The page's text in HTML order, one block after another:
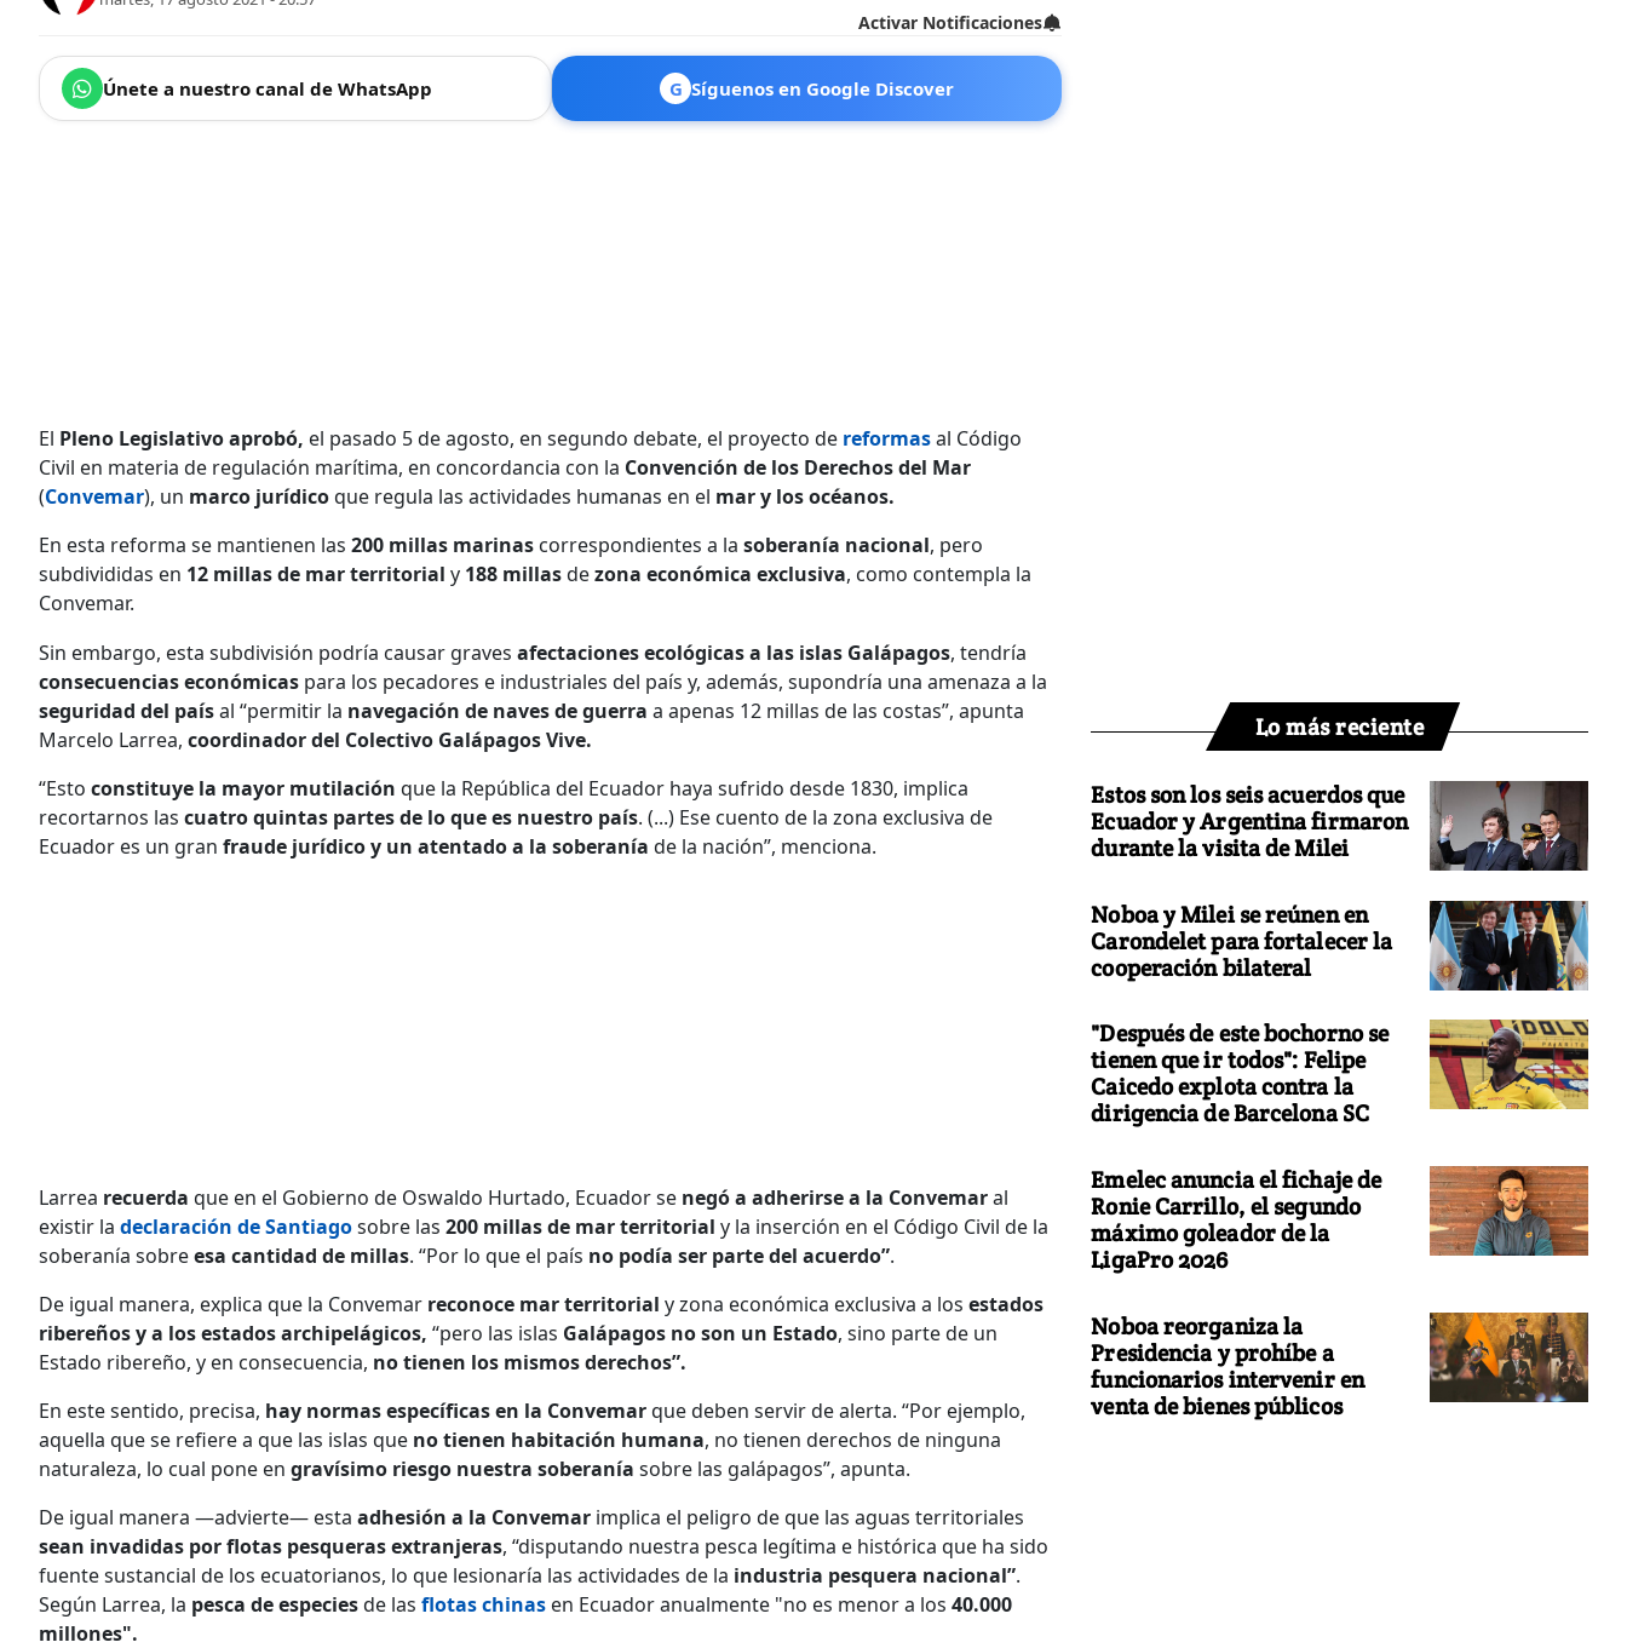
Activar Notificaciones
Únete a nuestro canal de WhatsApp G Síguenos en Google Discover
El Pleno Legislativo aprobó, el pasado 5 de agosto, en segundo debate, el proyecto de reformasal Código
Civil en materia de regulación marítima, en concordancia con la Convención de los Derechos del Mar
(Convemar), un marco jurídicoque regula las actividades humanas en el mar y los océanos.
En esta reforma se mantienen las 200 millas marinas correspondientes a la soberanía nacional, pero
subdivididas en 12 millas de mar territorial y 188 millasdezona económica exclusiva, como contempla la
Convemar.
Sin embargo, esta subdivisión podría causar graves afectaciones ecológicas a las islas Galápagos, tendría
consecuencias económicas para los pecadores e industriales del país y, además, supondría una amenaza a la
seguridad del paísal “permitir la navegación de naves de guerra a apenas 12 millas de las costas”, apunta
Marcelo Larrea, coordinador del Colectivo Galápagos Vive.
“Esto constituye la mayor mutilación que la República del Ecuador haya sufrido desde 1830, implica
recortarnos las cuatro quintas partes de lo que es nuestro país. (...) Ese cuento de la zona exclusiva de
Ecuador es un gran fraude jurídico y un atentado a la soberanía de la nación”, menciona.
Larrea recuerda que en el Gobierno de Oswaldo Hurtado, Ecuador se negó a adherirse a la Convemaral
existir la declaración de Santiagosobre las 200 millas de mar territorial y la inserción en el Código Civil de la
soberanía sobreesa cantidad de millas. “Por lo que el país no podía ser parte del acuerdo”.
De igual manera, explica que la Convemar reconoce mar territorial y zona económica exclusiva a los estados
ribereños y a los estados archipelágicos, “pero las islas Galápagos no son un Estado, sino parte de un
Estado ribereño, y en consecuencia, no tienen los mismos derechos”.
En este sentido, precisa, hay normas específicas en la Convemarque deben servir de alerta. “Por ejemplo,
aquella que se refiere a que las islas que no tienen habitación humana, no tienen derechos de ninguna
naturaleza, lo cual pone en gravísimo riesgo nuestra soberanía sobre las galápagos”, apunta.
De igual manera —advierte— esta adhesión a la Convemar implica el peligro de que las aguas territoriales
sean invadidas por flotas pesqueras extranjeras, “disputando nuestra pesca legítima e histórica que ha sido
fuente sustancial de los ecuatorianos, lo que lesionaría las actividades de la industria pesquera nacional”.
Según Larrea, la pesca de especiesde las flotas chinas en Ecuador anualmente "no es menor a los 40.000
millones".
Lo más reciente
Estos son los seis acuerdos que
Ecuador y Argentina firmaron
durante la visita de Milei
Noboa y Milei se reúnen en
Carondelet para fortalecer la
cooperación bilateral
"Después de este bochorno se
tienen que ir todos": Felipe
Caicedo explota contra la
dirigencia de Barcelona SC
Emelec anuncia el fichaje de
Ronie Carrillo, el segundo
máximo goleador de la
LigaPro 2026
Noboa reorganiza la
Presidencia y prohíbe a
funcionarios intervenir en
venta de bienes públicos